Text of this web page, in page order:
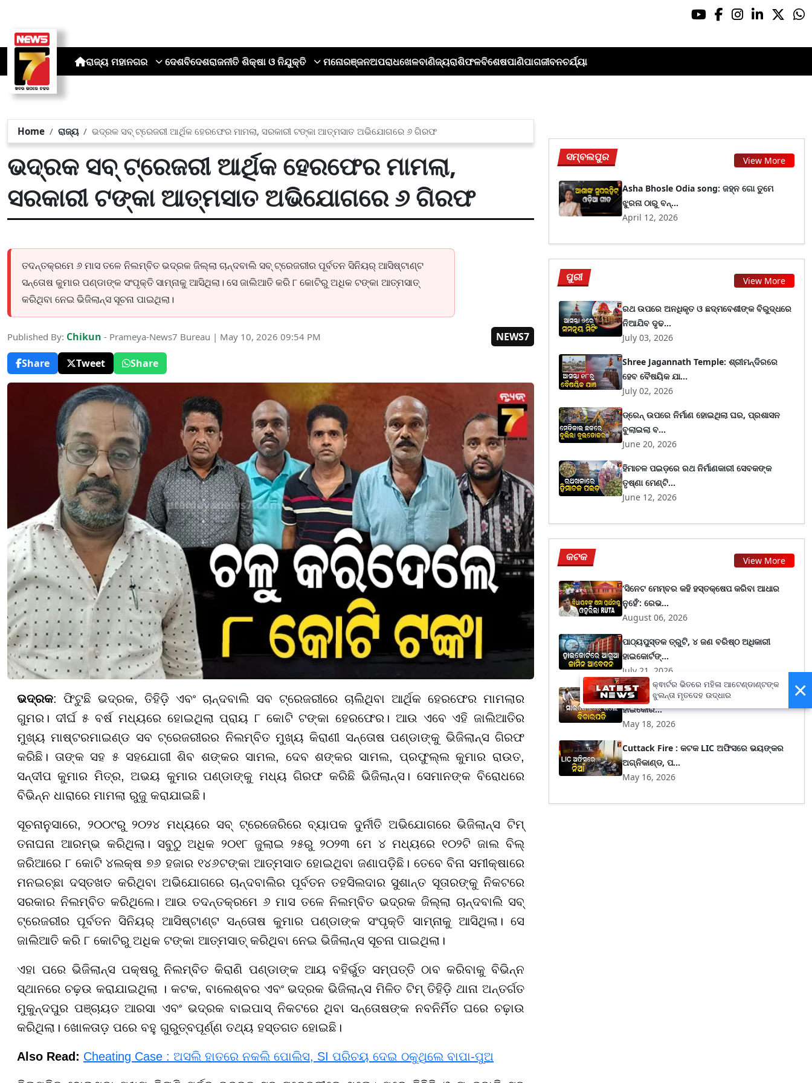
ରାଜ୍ୟ ମହାନଗର ଦେଶବିଦେଶରାଜନୀତି ଶିକ୍ଷା ଓ ନିଯୁକ୍ତି ମନୋରଞ୍ଜନଅପରାଧଖେଳବାଣିଜ୍ୟରାଶିଫଳବିଶେଷପାଣିପାଗଜୀବନଚର୍ଯ୍ୟା
Home ରାଜ୍ୟ ଭଦ୍ରକ ସବ୍ ଟ୍ରେଜରୀ ଆର୍ଥିକ ହେରଫେର ମାମଲା, ସରକାରୀ ଟଙ୍କା ଆତ୍ମସାତ ଅଭିଯୋଗରେ ୬ ଗିରଫ
ଭଦ୍ରକ ସବ୍ ଟ୍ରେଜରୀ ଆର୍ଥିକ ହେରଫେର ମାମଲା,
ସରକାରୀ ଟଙ୍କା ଆତ୍ମସାତ ଅଭିଯୋଗରେ ୬ ଗିରଫ
ତଦନ୍ତକ୍ରମେ ୬ ମାସ ତଳେ ନିଲମ୍ବିତ ଭଦ୍ରକ ଜିଲ୍ଲା ଚାନ୍ଦବାଲି ସବ୍ ଟ୍ରେଜରୀର ପୂର୍ବତନ ସିନିୟର୍ ଆସିଷ୍ଟାଣ୍ଟ
ସନ୍ତୋଷ କୁମାର ପଣ୍ଡାଙ୍କ ସଂପୃକ୍ତି ସାମ୍ନାକୁ ଆସିଥିଲା। ସେ ଜାଲିଆତି କରି ୮ କୋଟିରୁ ଅଧିକ ଟଙ୍କା ଆତ୍ମସାତ୍
କରିଥିବା ନେଇ ଭିଜିଲାନ୍ସ ସୂଚନା ପାଇଥିଲା।
Published By: Chikun - Prameya-News7 Bureau | May 10, 2026 09:54 PM
NEWS7
Share
Tweet Share
ଭଦ୍ରକ: ଫିଟୁଛି ଭଦ୍ରକ, ତିହିଡ଼ି ଏବଂ ଚାନ୍ଦବାଲି ସବ ଟ୍ରେଜରୀରେ ଚାଲିଥିବା ଆର୍ଥିକ ହେରଫେର ମାମଲାର
ଗୁମର। ଦୀର୍ଘ ୫ ବର୍ଷ ମଧ୍ୟରେ ହୋଇଥିଲା ପ୍ରାୟ ୮ କୋଟି ଟଙ୍କା ହେରଫେର। ଆଉ ଏବେ ଏହି ଜାଲିଆତିର
ମୁଖ୍ୟ ମାଷ୍ଟରମାଇଣ୍ଡ ସବ ଟ୍ରେଜରୀରର ନିଲମ୍ବିତ ମୁଖ୍ୟ କିରାଣୀ ସନ୍ତୋଷ ପଣ୍ଡାଙ୍କୁ ଭିଜିଲାନ୍ସ ଗିରଫ
କରିଛି। ତାଙ୍କ ସହ ୫ ସହଯୋଗୀ ଶିବ ଶଙ୍କର ସାମଲ, ଦେବ ଶଙ୍କର ସାମଲ, ପ୍ରଫୁଲ୍ଲ କୁମାର ରାଉତ,
ସନ୍ଦୀପ କୁମାର ମିତ୍ର, ଅଭୟ କୁମାର ପଣ୍ଡାଙ୍କୁ ମଧ୍ୟ ଗିରଫ କରିଛି ଭିଜିଲାନ୍ସ। ସେମାନଙ୍କ ବିରୋଧରେ
ବିଭିନ୍ନ ଧାରାରେ ମାମଲା ରୁଜୁ କରାଯାଇଛି।
ସୂଚନାନୁସାରେ, ୨୦୦୯ରୁ ୨୦୨୪ ମଧ୍ୟରେ ସବ୍ ଟ୍ରେଜେରିରେ ବ୍ୟାପକ ଦୁର୍ନୀତି ଅଭିଯୋଗରେ ଭିଜିଲାନ୍ସ ଟିମ୍
ତନାଘନା ଆରମ୍ଭ କରିଥିଲା। ସବୁଠୁ ଅଧିକ ୨୦୧୮ ଜୁଲାଇ ୨୫ରୁ ୨୦୨୩ ମେ ୪ ମଧ୍ୟରେ ୧୦୨ଟି ଜାଲ ବିଲ୍
ଜରିଆରେ ୮ କୋଟି ୪ଲକ୍ଷ ୭୬ ହଜାର ୧୪୬ଟଙ୍କା ଆତ୍ମସାତ ହୋଇଥିବା ଜଣାପଡ଼ିଛି। ତେବେ ବିନା ସମୀକ୍ଷାରେ
ମନଇଚ୍ଛା ଦସ୍ତଖତ କରିଥିବା ଅଭିଯୋଗରେ ଚାନ୍ଦବାଲିର ପୂର୍ବତନ ତହସିଲଦାର ସୁଶାନ୍ତ ସୂତାରଙ୍କୁ ନିକଟରେ
ସରକାର ନିଲମ୍ବିତ କରିଥିଲେ। ଆଉ ତଦନ୍ତକ୍ରମେ ୬ ମାସ ତଳେ ନିଲମ୍ବିତ ଭଦ୍ରକ ଜିଲ୍ଲା ଚାନ୍ଦବାଲି ସବ୍
ଟ୍ରେଜରୀର ପୂର୍ବତନ ସିନିୟର୍ ଆସିଷ୍ଟାଣ୍ଟ ସନ୍ତୋଷ କୁମାର ପଣ୍ଡାଙ୍କ ସଂପୃକ୍ତି ସାମ୍ନାକୁ ଆସିଥିଲା। ସେ
ଜାଲିଆତି କରି ୮ କୋଟିରୁ ଅଧିକ ଟଙ୍କା ଆତ୍ମସାତ୍ କରିଥିବା ନେଇ ଭିଜିଲାନ୍ସ ସୂଚନା ପାଇଥିଲା।
ଏହା ପରେ ଭିଜିଲାନ୍ସ ପକ୍ଷରୁ ନିଲମ୍ବିତ କିରାଣି ପଣ୍ଡାଙ୍କ ଆୟ ବହିର୍ଭୁତ ସମ୍ପତ୍ତି ଠାବ କରିବାକୁ ବିଭିନ୍ନ
ସ୍ଥାନରେ ଚଢ଼ଉ କରାଯାଇଥିଲା । କଟକ, ବାଲେଶ୍ବର ଏବଂ ଭଦ୍ରକ ଭିଜିଲାନ୍ସ ମିଳିତ ଟିମ୍ ତିହିଡ଼ି ଥାନା ଅନ୍ତର୍ଗତ
ମୁକୁନ୍ଦପୁର ପଞ୍ଚାୟତ ଆରସା ଏବଂ ଭଦ୍ରକ ବାଇପାସ୍ ନିକଟରେ ଥିବା ସନ୍ତୋଷଙ୍କ ନବନିର୍ମିତ ଘରେ ଚଢ଼ାଉ
କରିଥିଲା। ଖୋଳତାଡ଼ ପରେ ବହୁ ଗୁରୁତ୍ବପୂର୍ଣ୍ଣ ତଥ୍ୟ ହସ୍ତଗତ ହୋଇଛି।
Also Read: Cheating Case : ଅସଲି ହାତରେ ନକଲି ପୋଲିସ, SI ପରିଚୟ ଦେଇ ଠକୁଥିଲେ ବାପା-ପୁଅ
ସମ୍ବଲପୁର View More
Asha Bhosle Odia song: ଜହ୍ନ ଗୋ ତୁମେ
ଝୁରନା ଠାରୁ ବନ୍...
April 12, 2026
ପୁରୀ View More
ରଥ ଉପରେ ଅନଧିକୃତ ଓ ଛଦ୍ମବେଶୀଙ୍କ ବିରୁଦ୍ଧରେ
ନିଆଯିବ ଦୃଢ...
July 03, 2026
Shree Jagannath Temple: ଶ୍ରୀମନ୍ଦିରରେ
ହେବ ବୈଷୟିକ ଯା...
July 02, 2026
ଡ୍ରେନ୍ ଉପରେ ନିର୍ମାଣ ହୋଇଥିଲା ଘର, ପ୍ରଶାସନ
ବୁଲାଇଲା ବ...
June 20, 2026
ହିମାଚଳ ପଇଡ଼ରେ ରଥ ନିର୍ମାଣକାରୀ ସେବକଙ୍କ
ତୃଷ୍ଣା ମେଣ୍ଟି...
June 12, 2026
କଟକ View More
‘ସିନେଟ ମେମ୍ବର କହି ହସ୍ତକ୍ଷେପ କରିବା ଆଧାର
ନୁହେଁ’: ରେଭ...
August 06, 2026
ପାଠ୍ୟପୁସ୍ତକ ତ୍ରୁଟି, ୪ ଜଣ ବରିଷ୍ଠ ଅଧିକାରୀ
ହାଇକୋର୍ଟଙ୍...
July 21, 2026
ପ୍ରଧାନମନ୍ତ୍ରୀଙ୍କ ଅପିଲ୍‌ର ପ୍ରଭାବ, ସାଇକେଲ୍‌ରେ
ହାଇକୋର...
May 18, 2026
Cuttack Fire : କଟକ LIC ଅଫିସରେ ଭୟଙ୍କର
ଅଗ୍ନିକାଣ୍ଡ, ପ...
May 16, 2026
×
କ୍ଵାର୍ଟର ଭିତରେ ମହିଳା ଆଟେଣ୍ଡାଣ୍ଟଙ୍କ
ଝୁଲନ୍ତା ମୃତଦେହ ଉଦ୍ଧାର